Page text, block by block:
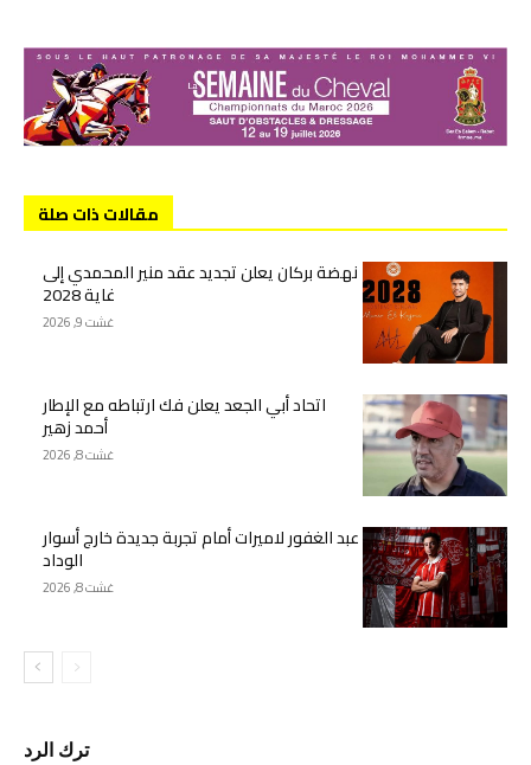
مقالات ذات صلة
نهضة بركان يعلن تجديد عقد منير المحمدي إلى
غاية 2028
غشت 9, 2026
اتحاد أبي الجعد يعلن فك ارتباطه مع الإطار
أحمد زهير
غشت 8, 2026
عبد الغفور لاميرات أمام تجربة جديدة خارج أسوار
الوداد
غشت 8, 2026
ترك الرد